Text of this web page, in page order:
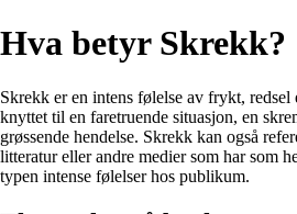
Hva betyr Skrekk?
Skrekk er en intens følelse av frykt,
knyttet til en faretruende situasjon, en
grøssende hendelse. Skrekk kan også
litteratur eller andre medier som har som
typen intense følelser hos publikum.